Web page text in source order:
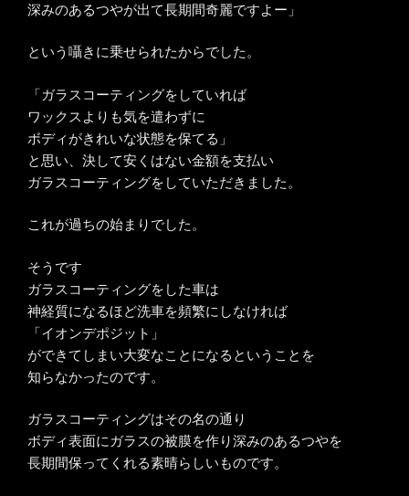
深みのあるつやが出て長期間奇麗ですよー」
という囁きに乗せられたからでした。
「ガラスコーティングをしていれば
ワックスよりも気を遣わずに
ボディがきれいな状態を保てる」
と思い、決して安くはない金額を支払い
ガラスコーティングをしていただきました。
これが過ちの始まりでした。
そうです
ガラスコーティングをした車は
神経質になるほど洗車を頻繁にしなければ
「イオンデポジット」
ができてしまい大変なことになるということを
知らなかったのです。
ガラスコーティングはその名の通り
ボディ表面にガラスの被膜を作り深みのあるつやを
長期間保ってくれる素晴らしいものです。